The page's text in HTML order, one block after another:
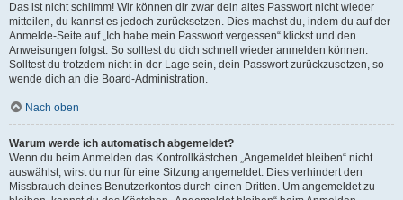
Das ist nicht schlimm! Wir können dir zwar dein altes Passwort nicht wieder
mitteilen, du kannst es jedoch zurücksetzen. Dies machst du, indem du auf der
Anmelde-Seite auf „Ich habe mein Passwort vergessen“ klickst und den
Anweisungen folgst. So solltest du dich schnell wieder anmelden können.
Solltest du trotzdem nicht in der Lage sein, dein Passwort zurückzusetzen, so
wende dich an die Board-Administration.
Nach oben
Warum werde ich automatisch abgemeldet?
Wenn du beim Anmelden das Kontrollkästchen „Angemeldet bleiben“ nicht
auswählst, wirst du nur für eine Sitzung angemeldet. Dies verhindert den
Missbrauch deines Benutzerkontos durch einen Dritten. Um angemeldet zu